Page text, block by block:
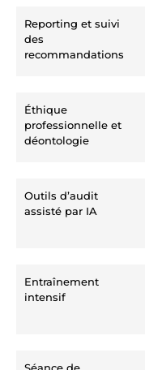
Reporting et suivi
des
recommandations
Éthique
professionnelle et
déontologie
Outils d’audit
assisté par IA
Entraînement
intensif